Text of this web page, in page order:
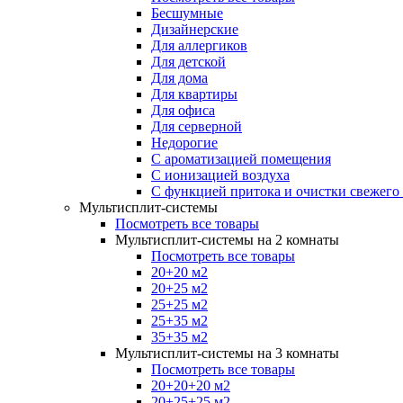
Бесшумные
Дизайнерские
Для аллергиков
Для детской
Для дома
Для квартиры
Для офиса
Для серверной
Недорогие
С ароматизацией помещения
С ионизацией воздуха
С функцией притока и очистки свежего
Мультисплит-системы
Посмотреть все товары
Мультисплит-системы на 2 комнаты
Посмотреть все товары
20+20 м2
20+25 м2
25+25 м2
25+35 м2
35+35 м2
Мультисплит-системы на 3 комнаты
Посмотреть все товары
20+20+20 м2